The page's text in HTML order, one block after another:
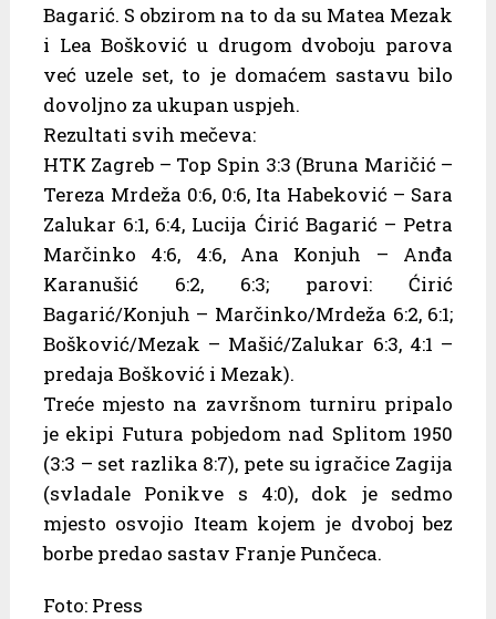
Bagarić. S obzirom na to da su Matea Mezak
i Lea Bošković u drugom dvoboju parova
već uzele set, to je domaćem sastavu bilo
dovoljno za ukupan uspjeh.
Rezultati svih mečeva:
HTK Zagreb – Top Spin 3:3 (Bruna Maričić –
Tereza Mrdeža 0:6, 0:6, Ita Habeković – Sara
Zalukar 6:1, 6:4, Lucija Ćirić Bagarić – Petra
Marčinko 4:6, 4:6, Ana Konjuh – Anđa
Karanušić 6:2, 6:3; parovi: Ćirić
Bagarić/Konjuh – Marčinko/Mrdeža 6:2, 6:1;
Bošković/Mezak – Mašić/Zalukar 6:3, 4:1 –
predaja Bošković i Mezak).
Treće mjesto na završnom turniru pripalo
je ekipi Futura pobjedom nad Splitom 1950
(3:3 – set razlika 8:7), pete su igračice Zagija
(svladale Ponikve s 4:0), dok je sedmo
mjesto osvojio Iteam kojem je dvoboj bez
borbe predao sastav Franje Punčeca.
Foto: Press